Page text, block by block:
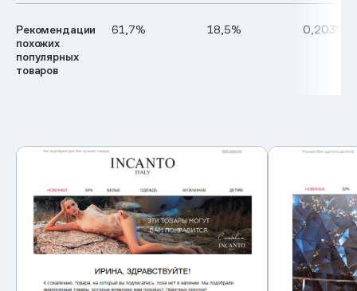
Рекомендации
похожих
популярных
товаров
61,7% 18,5% 0,203%